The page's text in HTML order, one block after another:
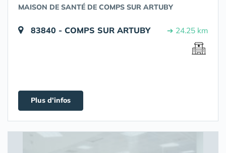
MAISON DE SANTÉ DE COMPS SUR ARTUBY
83840 - COMPS SUR ARTUBY ➔ 24.25 km
Plus d'infos